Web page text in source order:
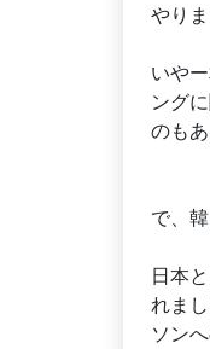
やり
いや
ング
のも
で、
日本
れま
ソン